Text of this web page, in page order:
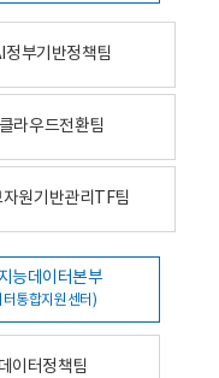
정부기반정책팀
클라우드전환팀
자원기반관리TF팀
능데이터본부
터통합지원센터)
이터정책팀